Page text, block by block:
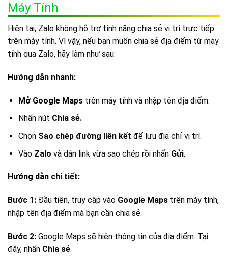
Máy Tính
Hiện tại, Zalo không hỗ trợ tính năng chia sẻ vị trí trực tiếp
trên máy tính. Vì vậy, nếu bạn muốn chia sẻ địa điểm từ máy
tính qua Zalo, hãy làm như sau:
Hướng dẫn nhanh:
Mở Google Mapstrên máy tính và nhập tên địa điểm.
Nhấn nút Chia sẻ.
Chọn Sao chép đường liên kết để lưu địa chỉ vị trí.
Vào Zalo và dán link vừa sao chép rồi nhấn Gửi.
Hướng dẫn chi tiết:
Bước 1: Đầu tiên, truy cập vào Google Maps trên máy tính,
nhập tên địa điểm mà bạn cần chia sẻ.
Bước 2: Google Maps sẽ hiện thông tin của địa điểm. Tại
đây, nhấn Chia sẻ.